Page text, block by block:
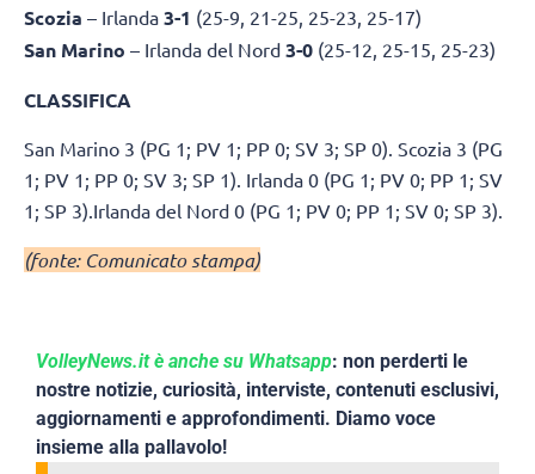
Scozia – Irlanda 3-1 (25-9, 21-25, 25-23, 25-17)
San Marino – Irlanda del Nord 3-0 (25-12, 25-15, 25-23)
CLASSIFICA
San Marino 3 (PG 1; PV 1; PP 0; SV 3; SP 0). Scozia 3 (PG
1; PV 1; PP 0; SV 3; SP 1). Irlanda 0 (PG 1; PV 0; PP 1; SV
1; SP 3).Irlanda del Nord 0 (PG 1; PV 0; PP 1; SV 0; SP 3).
(fonte: Comunicato stampa)
VolleyNews.it è anche su Whatsapp: non perderti le
nostre notizie, curiosità, interviste, contenuti esclusivi,
aggiornamenti e approfondimenti. Diamo voce
insieme alla pallavolo!